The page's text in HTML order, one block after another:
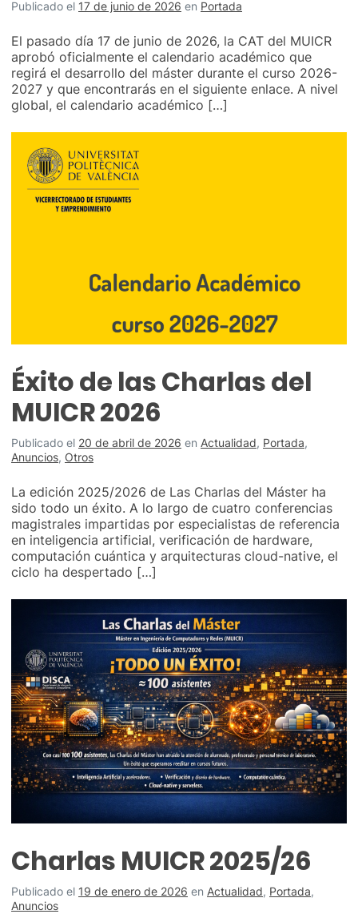
Publicado el 17 de junio de 2026 en Portada
El pasado día 17 de junio de 2026, la CAT del MUICR
aprobó oficialmente el calendario académico que
regirá el desarrollo del máster durante el curso 2026-
2027 y que encontrarás en el siguiente enlace. A nivel
global, el calendario académico […]
Éxito de las Charlas del
MUICR 2026
Publicado el 20 de abril de 2026 en Actualidad, Portada,
Anuncios, Otros
La edición 2025/2026 de Las Charlas del Máster ha
sido todo un éxito. A lo largo de cuatro conferencias
magistrales impartidas por especialistas de referencia
en inteligencia artificial, verificación de hardware,
computación cuántica y arquitecturas cloud-native, el
ciclo ha despertado […]
Charlas MUICR 2025/26
Publicado el 19 de enero de 2026 en Actualidad, Portada,
Anuncios